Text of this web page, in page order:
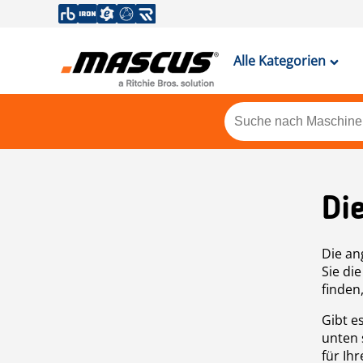
Alle Kategorien
Die
Sie
Gibt
unten
für